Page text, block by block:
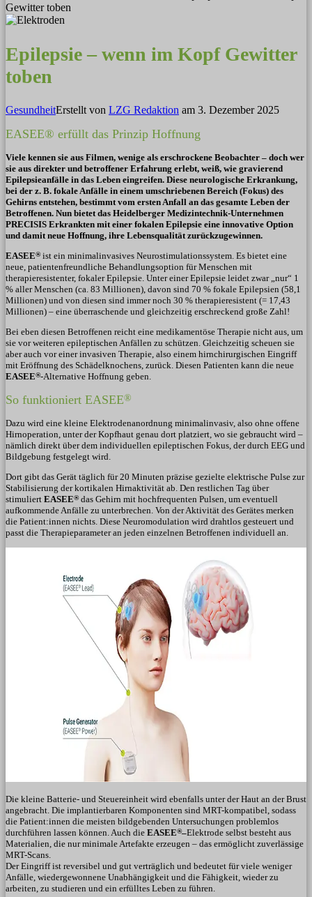
Gewitter toben
Epilepsie – wenn im Kopf Gewitter
toben
Erstellt von LZG Redaktion am 3. Dezember 2025
Gesundheit
EASEE® erfüllt das Prinzip Hoffnung
Viele kennen sie aus Filmen, wenige als erschrockene Beobachter – doch wer
sie aus direkter und betroffener Erfahrung erlebt, weiß, wie gravierend
Epilepsieanfälle in das Leben eingreifen. Diese neurologische Erkrankung,
bei der z. B. fokale Anfälle in einem umschriebenen Bereich (Fokus) des
Gehirns entstehen, bestimmt vom ersten Anfall an das gesamte Leben der
Betroffenen. Nun bietet das Heidelberger Medizintechnik-Unternehmen
PRECISIS Erkrankten mit einer fokalen Epilepsie eine innovative Option
und damit neue Hoffnung, ihre Lebensqualität zurückzugewinnen.
EASEE®ist ein minimalinvasives Neurostimulationssystem. Es bietet eine
neue, patientenfreundliche Behandlungsoption für Menschen mit
therapieresistenter, fokaler Epilepsie. Unter einer Epilepsie leidet zwar „nur“ 1
% aller Menschen (ca. 83 Millionen), davon sind 70 % fokale Epilepsien (58,1
Millionen) und von diesen sind immer noch 30 % therapieresistent (= 17,43
Millionen) – eine überraschende und gleichzeitig erschreckend große Zahl!
Bei eben diesen Betroffenen reicht eine medikamentöse Therapie nicht aus, um
sie vor weiteren epileptischen Anfällen zu schützen. Gleichzeitig scheuen sie
aber auch vor einer invasiven Therapie, also einem hirnchirurgischen Eingriff
mit Eröffnung des Schädelknochens, zurück. Diesen Patienten kann die neue
EASEE®-Alternative Hoffnung geben.
So funktioniert EASEE®
Dazu wird eine kleine Elektrodenanordnung minimalinvasiv, also ohne offene
Hirnoperation, unter der Kopfhaut genau dort platziert, wo sie gebraucht wird –
nämlich direkt über dem individuellen epileptischen Fokus, der durch EEG und
Bildgebung festgelegt wird.
Dort gibt das Gerät täglich für 20 Minuten präzise gezielte elektrische Pulse zur
Stabilisierung der kortikalen Hirnaktivität ab. Den restlichen Tag über
stimuliert EASEE®das Gehirn mit hochfrequenten Pulsen, um eventuell
aufkommende Anfälle zu unterbrechen. Von der Aktivität des Gerätes merken
die Patient:innen nichts. Diese Neuromodulation wird drahtlos gesteuert und
passt die Therapieparameter an jeden einzelnen Betroffenen individuell an.
Die kleine Batterie- und Steuereinheit wird ebenfalls unter der Haut an der Brust
angebracht. Die implantierbaren Komponenten sind MRT-kompatibel, sodass
die Patient:innen die meisten bildgebenden Untersuchungen problemlos
durchführen lassen können. Auch die EASEE®–Elektrode selbst besteht aus
Materialien, die nur minimale Artefakte erzeugen – das ermöglicht zuverlässige
MRT-Scans.
Der Eingriff ist reversibel und gut verträglich und bedeutet für viele weniger
Anfälle, wiedergewonnene Unabhängigkeit und die Fähigkeit, wieder zu
arbeiten, zu studieren und ein erfülltes Leben zu führen.